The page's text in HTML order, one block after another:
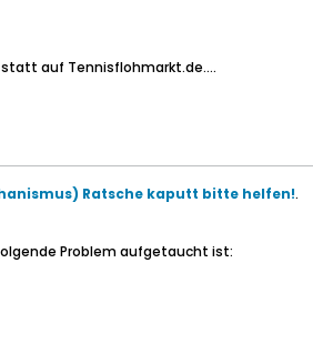
auf Tennisflohmarkt.de....
Ratsche kaputt bitte helfen!.
Problem aufgetaucht ist: